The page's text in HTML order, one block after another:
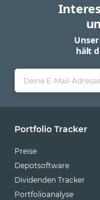
hält
Portfolio Tracker
Preise
Depotsoftware
Dividenden Tracker
Portfolioanalyse